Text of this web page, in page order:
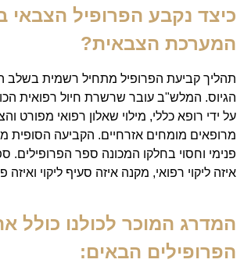
כיצד נקבע הפרופיל הצבאי
המערכת הצבאית?
תהליך קביעת הפרופיל מתחיל רשמית בשלב
הגיוס. המלש"ב עובר שרשרת חיול רפואית
על ידי רופא כללי, מילוי שאלון רפואי מפורט
מרופאים מומחים אזרחיים. הקביעה
פנימי וחסוי בחלקו המכונה ספר הפרופילים.
איזה ליקוי רפואי, מקנה איזה סעיף ליקוי ואיזה
המדרג המוכר לכולנו כולל
הפרופילים הבאים: